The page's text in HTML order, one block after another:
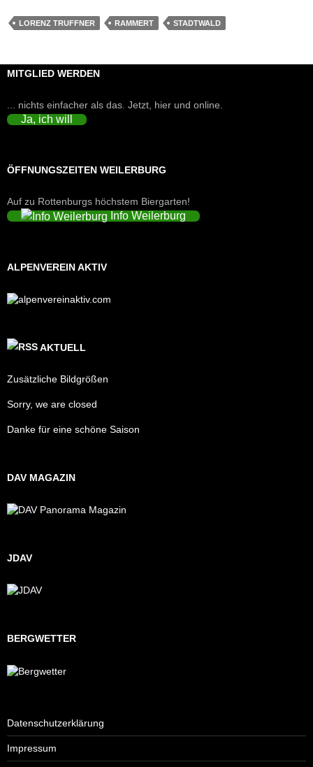
LORENZ TRUFFNER RAMMERT STADTWALD
MITGLIED WERDEN
... nichts einfacher als das. Jetzt, hier und online.
Ja, ich will
ÖFFNUNGSZEITEN WEILERBURG
Auf zu Rottenburgs höchstem Biergarten!
Info Weilerburg
ALPENVEREIN AKTIV
AKTUELL
Zusätzliche Bildgrößen
Sorry, we are closed
Danke für eine schöne Saison
DAV MAGAZIN
JDAV
BERGWETTER
Datenschutzerklärung
Impressum